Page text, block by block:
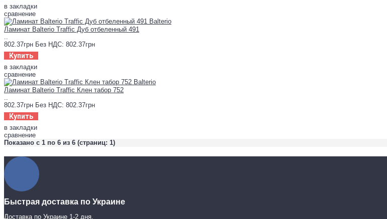
в закладки
сравнение
Ламинат Balterio Traffic Дуб отбеленный 491
..
802.37грн Без НДС: 802.37грн
Купить
в закладки
сравнение
Ламинат Balterio Traffic Клен табор 752
..
802.37грн Без НДС: 802.37грн
Купить
в закладки
сравнение
Показано с 1 по 6 из 6 (страниц: 1)
Быстрая доставка по Украине
Доставка по Украине 1-2 дня.